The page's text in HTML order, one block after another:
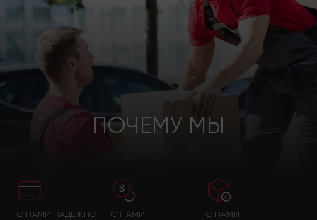
ПОЧЕМУ МЫ
С НАМИ НАДЕЖНО
С НАМИ
С НАМИ